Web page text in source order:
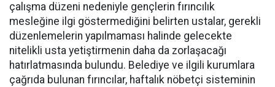
çalışma düzeni nedeniyle gençlerin fırıncılık
mesleğine ilgi göstermediğini belirten ustalar, gerekli
düzenlemelerin yapılmaması halinde gelecekte
nitelikli usta yetiştirmenin daha da zorlaşacağı
hatırlatmasında bulundu. Belediye ve ilgili kurumlara
çağrıda bulunan fırıncılar, haftalık nöbetçi sisteminin